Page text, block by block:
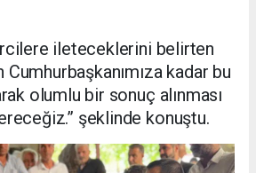
ileteceklerini belirten
Cumhurbaşkanımıza kadar bu
olumlu bir sonuç alınması
şeklinde konuştu.